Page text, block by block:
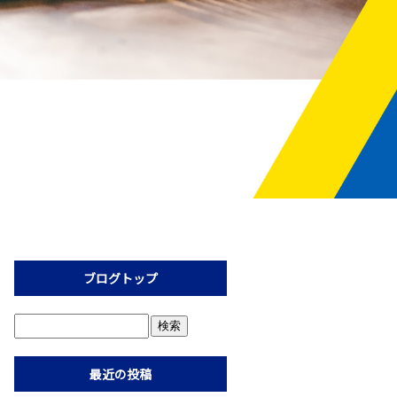
ブログトップ
最近の投稿